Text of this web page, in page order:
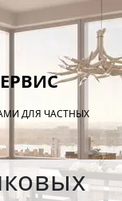
ДЛЯ ЧАСТНЫХ